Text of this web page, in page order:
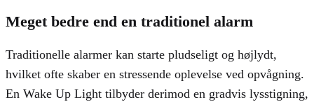
Meget bedre end en traditionel alarm
Traditionelle alarmer kan starte pludseligt og højlydt,
hvilket ofte skaber en stressende oplevelse ved opvågning.
En Wake Up Light tilbyder derimod en gradvis lysstigning,